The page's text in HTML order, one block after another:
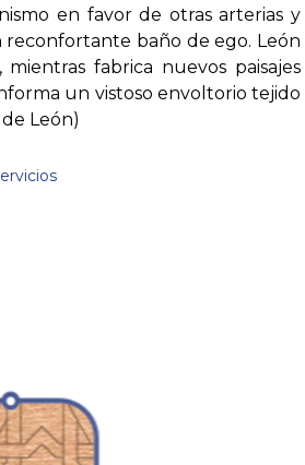
en favor de otras arterias y
baño de ego. León
fabrica nuevos paisajes
un vistoso envoltorio tejido
León)